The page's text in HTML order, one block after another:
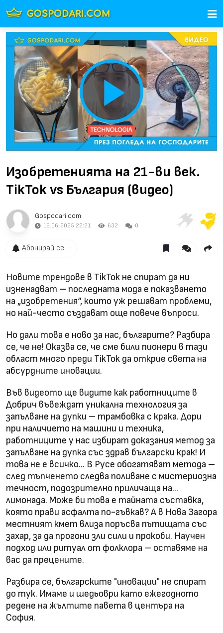
Play
Video
Изобретенията на 21-ви век.
TikTok vs България (видео)
Gospodari.com
16.06.2025 22:21 632 0
Абонирай се...
Новите трендове в TikTok не спират да ни
изненадват – последната мода е показването
на „изобретения“, които уж решават проблеми,
но най-често създават още повече въпроси.
Но дали това е ново за нас, българите? Разбира
се, че не! Оказва се, че сме били пионери в тази
област много преди TikTok да открие света на
абсурдните иновации.
Във видеото ще видите как работниците в
Добрич въвеждат уникална технология за
запълване на дупки – трамбовка с крака. Дори
при наличието на машини и техника,
работниците у нас избират доказания метод за
запълване на дупка със здрав български крак! И
това не е всичко… В Русе обогатяват метода –
след тъпченето следва поливане с мистериозна
течност, подозрително приличаща на…
лимонада. Може би това е тайната съставка,
която прави асфалта по-гъвкав? А в Нова Загора
местният кмет влиза поръсва пътищата със
захар, за да прогони зли сили и прокоби. Научен
подход или ритуал от фолклора – оставяме на
вас да прецените.
Разбира се, българските "иновации" не спират
до тук. Имаме и шедьоври като ежегодното
редене на жълтите павета в центъра на
София.